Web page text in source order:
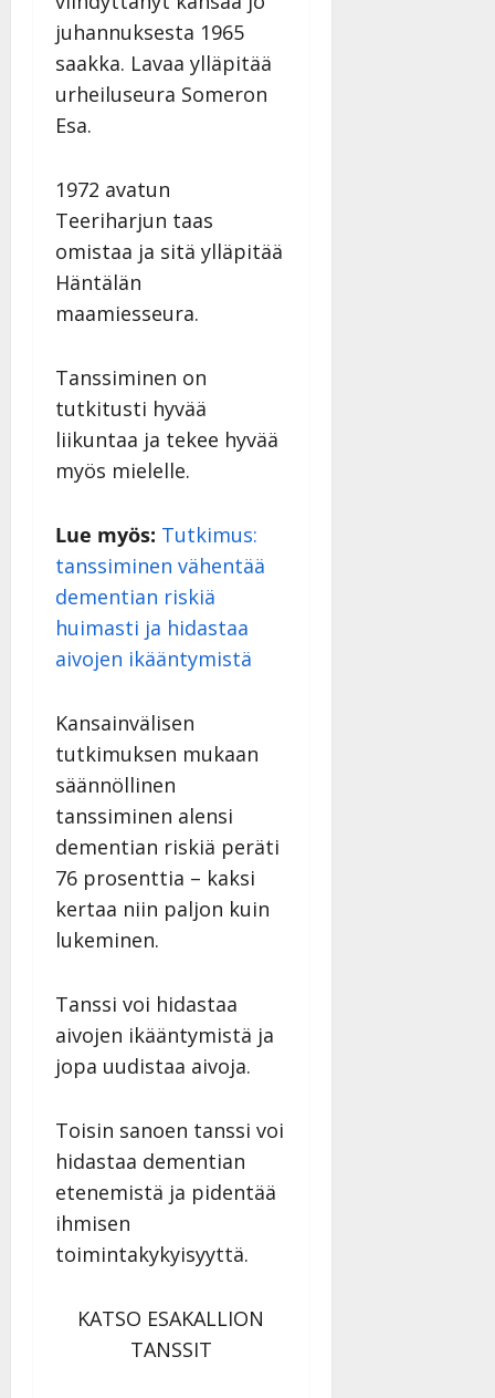
juhannuksesta 1965
saakka. Lavaa ylläpitää
urheiluseura Someron
Esa.
1972 avatun
Teeriharjun taas
omistaa ja sitä ylläpitää
Häntälän
maamiesseura.
Tanssiminen on
tutkitusti hyvää
liikuntaa ja tekee hyvää
myös mielelle.
Lue myös: Tutkimus:
tanssiminen vähentää
dementian riskiä
huimasti ja hidastaa
aivojen ikääntymistä
Kansainvälisen
tutkimuksen mukaan
säännöllinen
tanssiminen alensi
dementian riskiä peräti
76 prosenttia – kaksi
kertaa niin paljon kuin
lukeminen.
Tanssi voi hidastaa
aivojen ikääntymistä ja
jopa uudistaa aivoja.
Toisin sanoen tanssi voi
hidastaa dementian
etenemistä ja pidentää
ihmisen
toimintakykyisyyttä.
KATSO ESAKALLION
TANSSIT